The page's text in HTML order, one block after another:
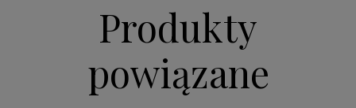
Produkty
powiązane